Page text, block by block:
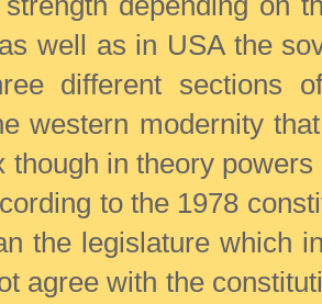
well as in USA the
different sections
western modernity
though in theory
to the 1978
the legislature which
agree with the